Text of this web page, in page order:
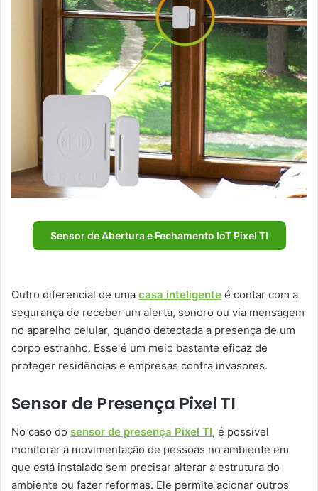
Sensor de Abertura e Fechamento IoT Pixel TI
Outro diferencial de uma casa inteligente é contar com a
segurança de receber um alerta, sonoro ou via mensagem
no aparelho celular, quando detectada a presença de um
corpo estranho. Esse é um meio bastante eficaz de
proteger residências e empresas contra invasores.
Sensor de Presença Pixel TI
No caso do sensor de presença Pixel TI, é possível
monitorar a movimentação de pessoas no ambiente em
que está instalado sem precisar alterar a estrutura do
ambiente ou fazer reformas. Ele permite acionar outros